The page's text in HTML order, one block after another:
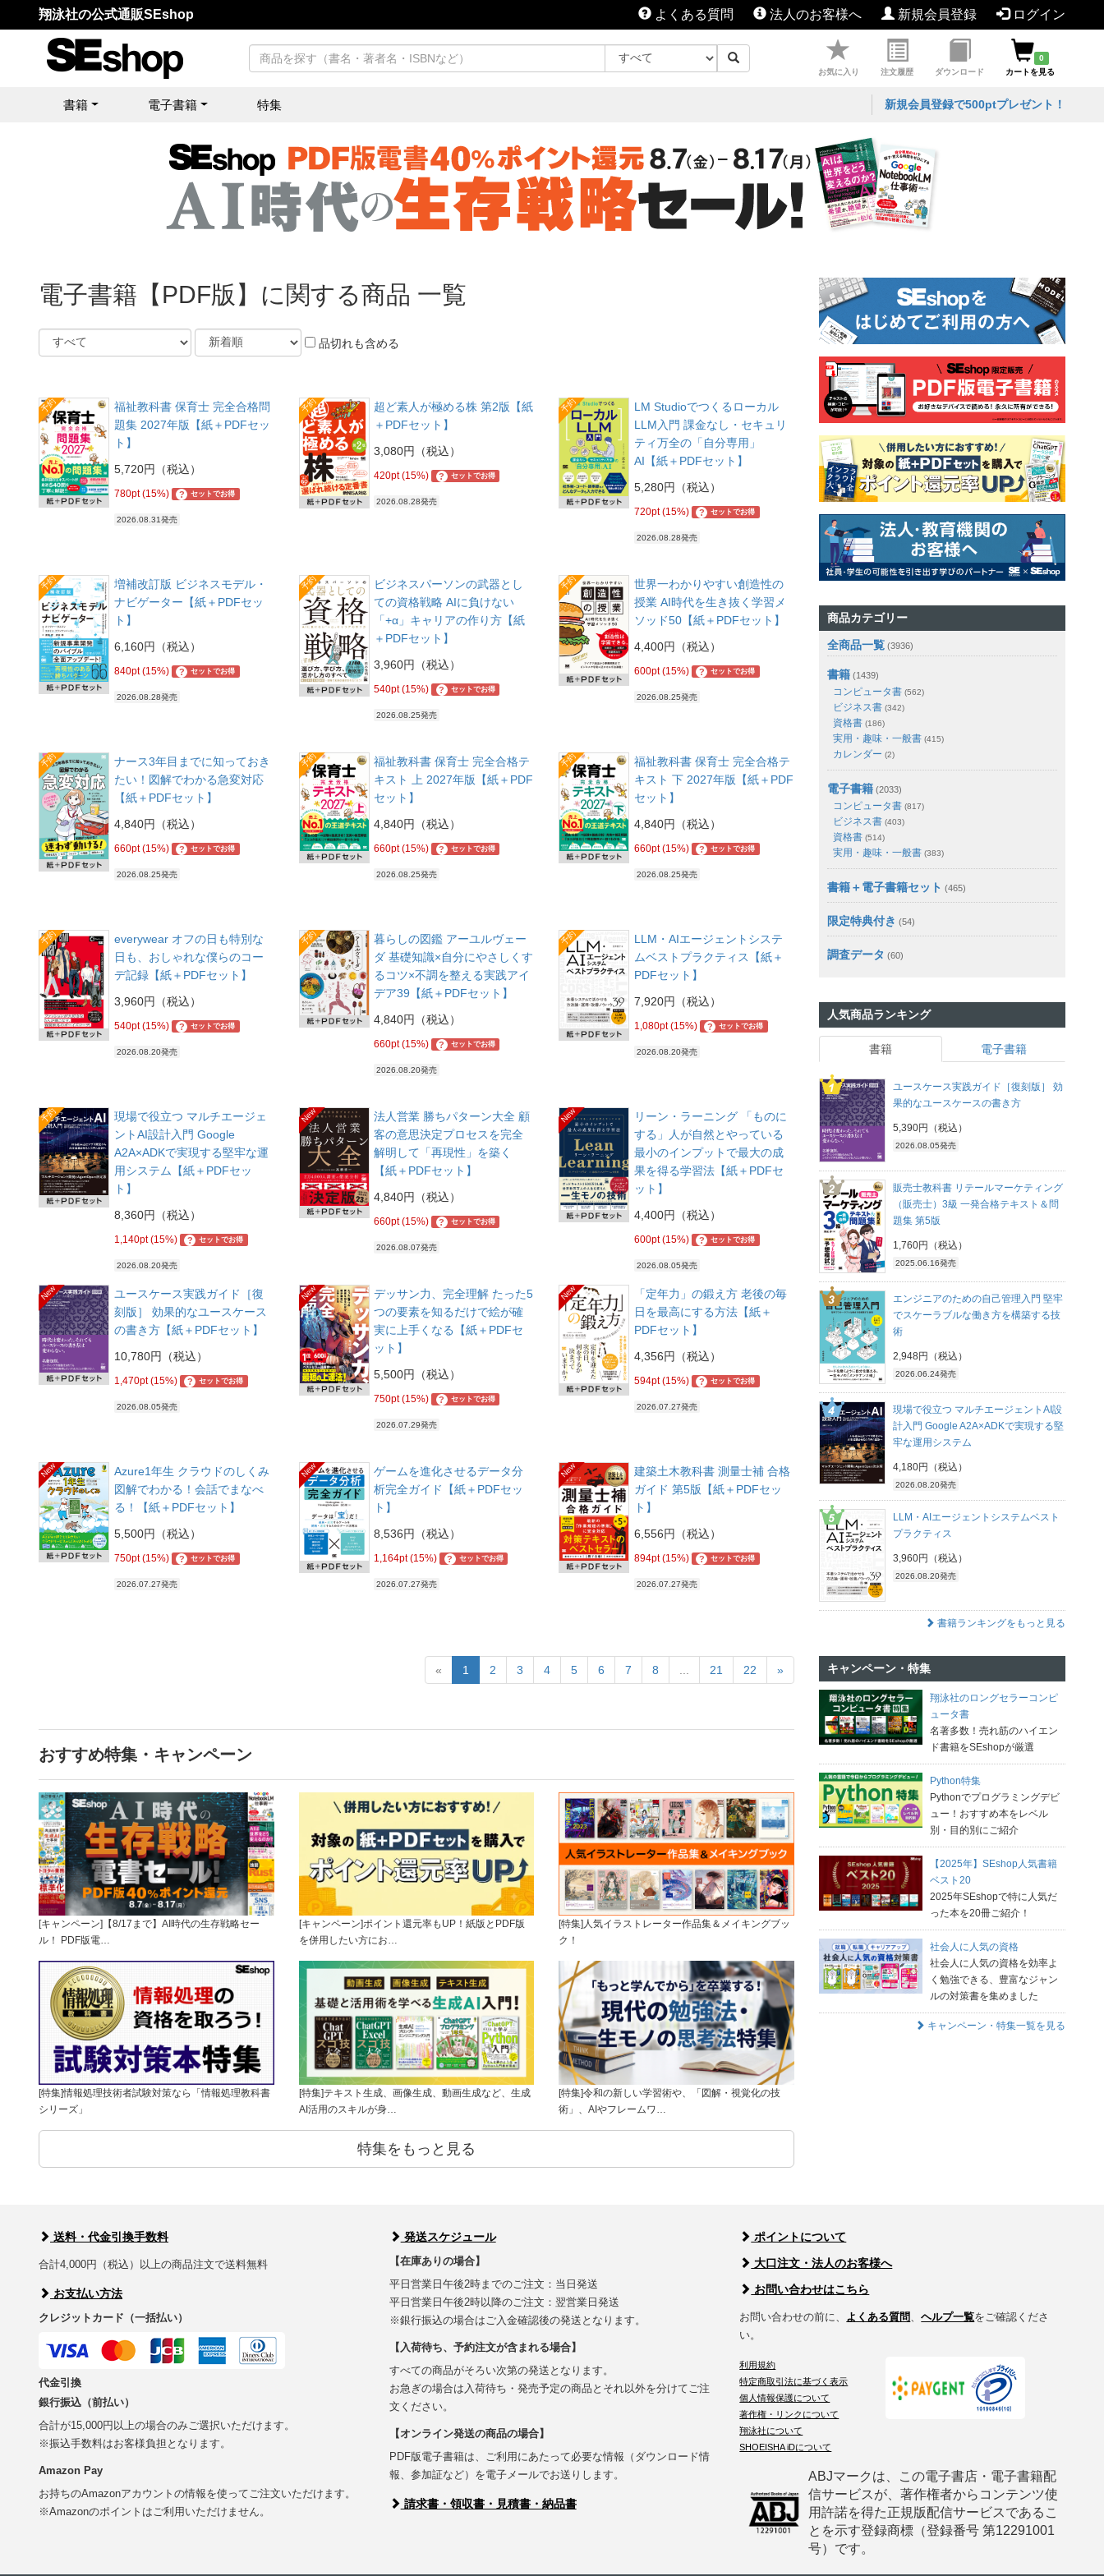
翔泳社の公式通販SEshop よくある質問 法人のお客様へ 新規会員登録 ログイン
お気に入り 注文履歴 ダウンロード
0
カートを見る
書籍 電子書籍 特集 新規会員登録で500ptプレゼント！
電子書籍【PDF版】に関する商品 一覧
品切れも含める
予約
福祉教科書 保育士 完全合格問
題集 2027年版【紙＋PDFセッ
ト】
5,720円（税込）
780pt (15%) ? セットでお得
2026.08.31発売
予約
超ど素人が極める株 第2版【紙
＋PDFセット】
3,080円（税込）
420pt (15%) ? セットでお得
2026.08.28発売
予約
LM Studioでつくるローカル
LLM入門 課金なし・セキュリ
ティ万全の「自分専用」
AI【紙＋PDFセット】
5,280円（税込）
720pt (15%) ? セットでお得
2026.08.28発売
予約
増補改訂版 ビジネスモデル・
ナビゲーター【紙＋PDFセッ
ト】
6,160円（税込）
840pt (15%) ? セットでお得
2026.08.28発売
予約
ビジネスパーソンの武器とし
ての資格戦略 AIに負けない
「+α」キャリアの作り方【紙
＋PDFセット】
3,960円（税込）
540pt (15%) ? セットでお得
2026.08.25発売
予約
世界一わかりやすい創造性の
授業 AI時代を生き抜く学習メ
ソッド50【紙＋PDFセット】
4,400円（税込）
600pt (15%) ? セットでお得
2026.08.25発売
予約
ナース3年目までに知っておき
たい！図解でわかる急変対応
【紙＋PDFセット】
4,840円（税込）
660pt (15%) ? セットでお得
2026.08.25発売
予約
福祉教科書 保育士 完全合格テ
キスト 上 2027年版【紙＋PDF
セット】
4,840円（税込）
660pt (15%) ? セットでお得
2026.08.25発売
予約
福祉教科書 保育士 完全合格テ
キスト 下 2027年版【紙＋PDF
セット】
4,840円（税込）
660pt (15%) ? セットでお得
2026.08.25発売
予約
everywear オフの日も特別な
日も、おしゃれな僕らのコー
デ記録【紙＋PDFセット】
3,960円（税込）
540pt (15%) ? セットでお得
2026.08.20発売
予約
暮らしの図鑑 アーユルヴェー
ダ 基礎知識×自分にやさしくす
るコツ×不調を整える実践アイ
デア39【紙＋PDFセット】
4,840円（税込）
660pt (15%) ? セットでお得
2026.08.20発売
予約
LLM・AIエージェントシステ
ムベストプラクティス【紙＋
PDFセット】
7,920円（税込）
1,080pt (15%) ? セットでお得
2026.08.20発売
予約
現場で役立つ マルチエージェ
ントAI設計入門 Google
A2A×ADKで実現する堅牢な運
用システム【紙＋PDFセッ
ト】
8,360円（税込）
1,140pt (15%) ? セットでお得
2026.08.20発売
New
法人営業 勝ちパターン大全 顧
客の意思決定プロセスを完全
解明して「再現性」を築く
【紙＋PDFセット】
4,840円（税込）
660pt (15%) ? セットでお得
2026.08.07発売
New
リーン・ラーニング 「ものに
する」人が自然とやっている
最小のインプットで最大の成
果を得る学習法【紙＋PDFセ
ット】
4,400円（税込）
600pt (15%) ? セットでお得
2026.08.05発売
New
ユースケース実践ガイド［復
刻版］ 効果的なユースケース
の書き方【紙＋PDFセット】
10,780円（税込）
1,470pt (15%) ? セットでお得
2026.08.05発売
New
デッサン力、完全理解 たった5
つの要素を知るだけで絵が確
実に上手くなる【紙＋PDFセ
ット】
5,500円（税込）
750pt (15%) ? セットでお得
2026.07.29発売
New
「定年力」の鍛え方 老後の毎
日を最高にする方法【紙＋
PDFセット】
4,356円（税込）
594pt (15%) ? セットでお得
2026.07.27発売
New
Azure1年生 クラウドのしくみ
図解でわかる！会話でまなべ
る！【紙＋PDFセット】
5,500円（税込）
750pt (15%) ? セットでお得
2026.07.27発売
New
ゲームを進化させるデータ分
析完全ガイド【紙＋PDFセッ
ト】
8,536円（税込）
1,164pt (15%) ? セットでお得
2026.07.27発売
New
建築土木教科書 測量士補 合格
ガイド 第5版【紙＋PDFセッ
ト】
6,556円（税込）
894pt (15%) ? セットでお得
2026.07.27発売
« 1 2 3 4 5 6 7 8 21 22 »
おすすめ特集・キャンペーン
[キャンペーン]【8/17まで】AI時代の生存戦略セー
ル！ PDF版電…
[キャンペーン]ポイント還元率もUP！紙版とPDF版
を併用したい方にお…
[特集]人気イラストレーター作品集＆メイキングブッ
ク！
[特集]情報処理技術者試験対策なら「情報処理教科書
シリーズ」
[特集]テキスト生成、画像生成、動画生成など、生成
AI活用のスキルが身…
[特集]令和の新しい学習術や、「図解・視覚化の技
術」、AIやフレームワ…
特集をもっと見る
商品カテゴリー
全商品一覧 (3936)
書籍 (1439)
コンピュータ書 (562)
ビジネス書 (342)
資格書 (186)
実用・趣味・一般書 (415)
カレンダー (2)
電子書籍 (2033)
コンピュータ書 (817)
ビジネス書 (403)
資格書 (514)
実用・趣味・一般書 (383)
書籍＋電子書籍セット (465)
限定特典付き (54)
調査データ (60)
人気商品ランキング
書籍 電子書籍
ユースケース実践ガイド［復刻版］ 効
果的なユースケースの書き方
5,390円（税込）
2026.08.05発売
販売士教科書 リテールマーケティング
（販売士）3級 一発合格テキスト＆問
題集 第5版
1,760円（税込）
2025.06.16発売
エンジニアのための自己管理入門 堅牢
でスケーラブルな働き方を構築する技
術
2,948円（税込）
2026.06.24発売
現場で役立つ マルチエージェントAI設
計入門 Google A2A×ADKで実現する堅
牢な運用システム
4,180円（税込）
2026.08.20発売
LLM・AIエージェントシステムベスト
プラクティス
3,960円（税込）
2026.08.20発売
書籍ランキングをもっと見る
キャンペーン・特集
翔泳社のロングセラーコンピ
ュータ書
名著多数！売れ筋のハイエン
ド書籍をSEshopが厳選
Python特集
Pythonでプログラミングデビ
ュー！おすすめ本をレベル
別・目的別にご紹介
【2025年】SEshop人気書籍
ベスト20
2025年SEshopで特に人気だ
った本を20冊ご紹介！
社会人に人気の資格
社会人に人気の資格を効率よ
く勉強できる、豊富なジャン
ルの対策書を集めました
キャンペーン・特集一覧を見る
送料・代金引換手数料
合計4,000円（税込）以上の商品注文で送料無料
お支払い方法
クレジットカード（一括払い）
代金引換
銀行振込（前払い）
合計が15,000円以上の場合のみご選択いただけます。
※振込手数料はお客様負担となります。
Amazon Pay
お持ちのAmazonアカウントの情報を使ってご注文いただけます。
※Amazonのポイントはご利用いただけません。
発送スケジュール
【在庫ありの場合】
平日営業日午後2時までのご注文：当日発送
平日営業日午後2時以降のご注文：翌営業日発送
※銀行振込の場合はご入金確認後の発送となります。
【入荷待ち、予約注文が含まれる場合】
すべての商品がそろい次第の発送となります。
お急ぎの場合は入荷待ち・発売予定の商品とそれ以外を分けてご注
文ください。
【オンライン発送の商品の場合】
PDF版電子書籍は、ご利用にあたって必要な情報（ダウンロード情
報、参加証など）を電子メールでお送りします。
請求書・領収書・見積書・納品書
ポイントについて
大口注文・法人のお客様へ
お問い合わせはこちら
お問い合わせの前に、 よくある質問 、ヘルプ一覧をご確認くださ
い。
利用規約
特定商取引法に基づく表示
個人情報保護について
著作権・リンクについて
翔泳社について
SHOEISHA iDについて
ABJマークは、この電子書店・電子書籍配
信サービスが、著作権者からコンテンツ使
用許諾を得た正規版配信サービスであるこ
とを示す登録商標（登録番号 第12291001
号）です。